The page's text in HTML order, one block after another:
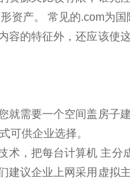
资产。 常见的.com为国
容的特征外，还应该使
就需要一个空间盖房子
可供企业选择。
术，把每台计算机 主分
建议企业上网采用虚拟